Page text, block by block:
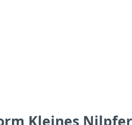
Kleines